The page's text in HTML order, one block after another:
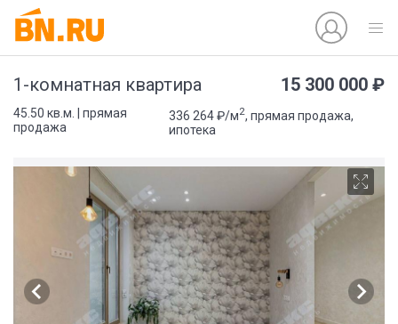
1-комнатная квартира 15 300 000 ₽
45.50 кв.м. | прямая
продажа
336 264 ₽/м2, прямая продажа,
ипотека